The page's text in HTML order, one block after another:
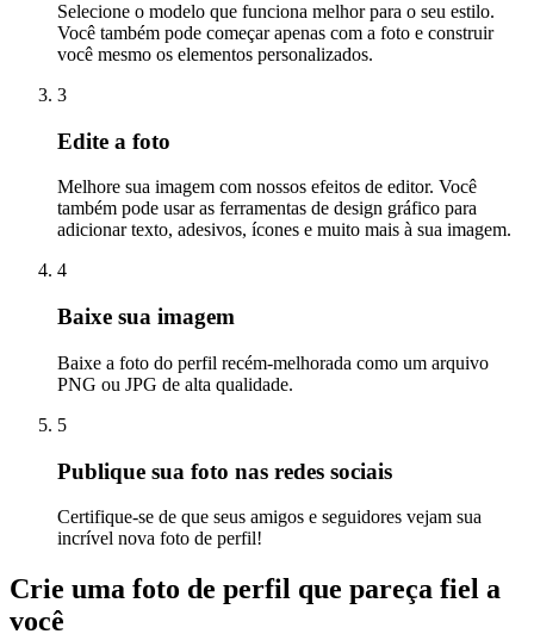
Selecione o modelo que funciona melhor para o seu estilo.
Você também pode começar apenas com a foto e construir
você mesmo os elementos personalizados.
3
Edite a foto
Melhore sua imagem com nossos efeitos de editor. Você
também pode usar as ferramentas de design gráfico para
adicionar texto, adesivos, ícones e muito mais à sua imagem.
4
Baixe sua imagem
Baixe a foto do perfil recém-melhorada como um arquivo
PNG ou JPG de alta qualidade.
5
Publique sua foto nas redes sociais
Certifique-se de que seus amigos e seguidores vejam sua
incrível nova foto de perfil!
Crie uma foto de perfil que pareça fiel a
você